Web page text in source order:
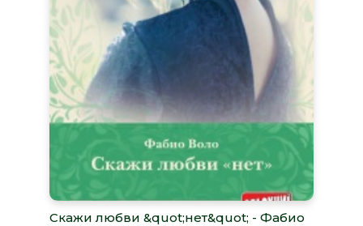
Скажи любви &quot;нет&quot; - Фабио